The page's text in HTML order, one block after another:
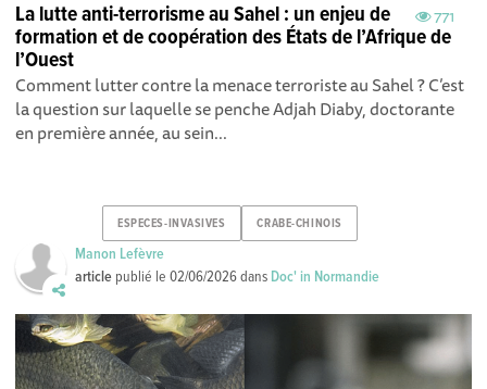
771
La lutte anti-terrorisme au Sahel : un enjeu de
formation et de coopération des États de l’Afrique de
l’Ouest
Comment lutter contre la menace terroriste au Sahel ? C’est
la question sur laquelle se penche Adjah Diaby, doctorante
en première année, au sein...
ESPECES-INVASIVES CRABE-CHINOIS
Manon Lefèvre
article publié le02/06/2026dans Doc' in Normandie